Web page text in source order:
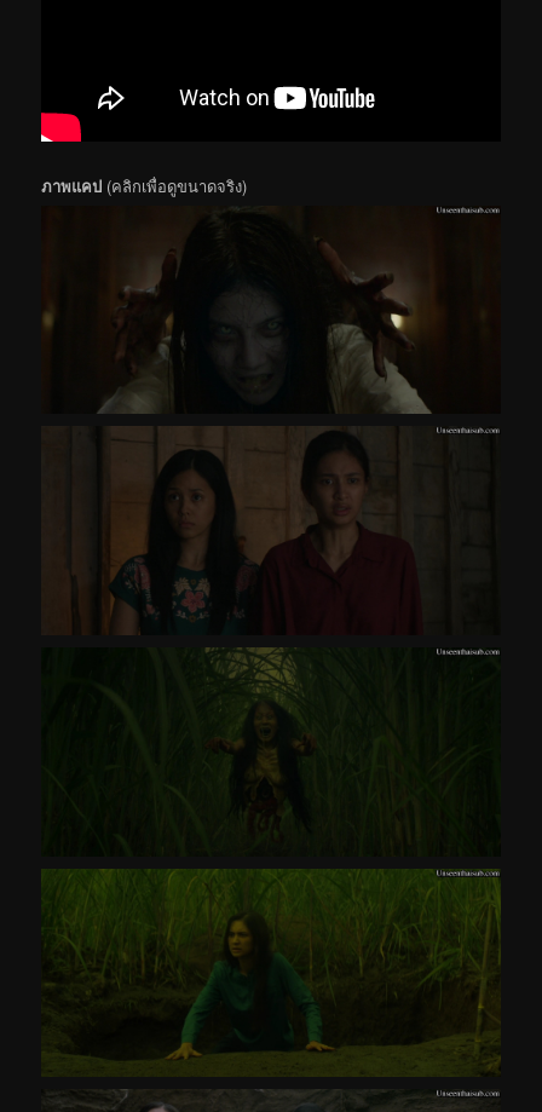
ภาพแคป (คลิกเพื่อดูขนาดจริง)